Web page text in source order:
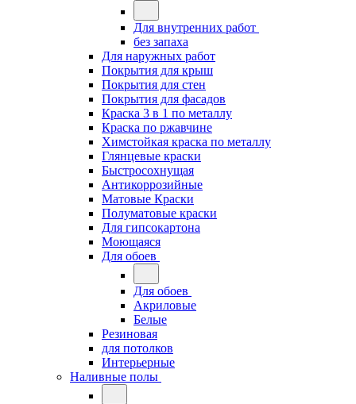
Для внутренних работ
без запаха
Для наружных работ
Покрытия для крыш
Покрытия для стен
Покрытия для фасадов
Краска 3 в 1 по металлу
Краска по ржавчине
Химстойкая краска по металлу
Глянцевые краски
Быстросохнущая
Антикоррозийные
Матовые Краски
Полуматовые краски
Для гипсокартона
Моющаяся
Для обоев
Для обоев
Акриловые
Белые
Резиновая
для потолков
Интерьерные
Наливные полы